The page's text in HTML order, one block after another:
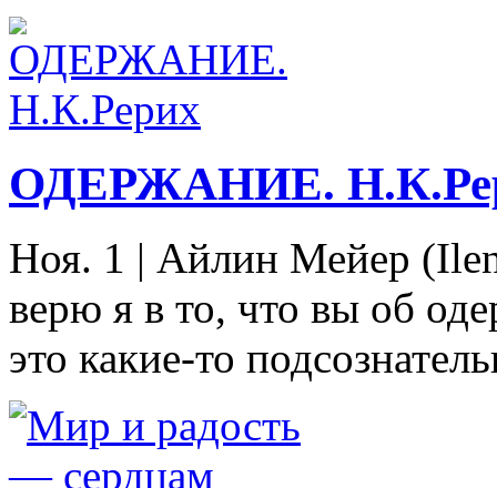
ОДЕРЖАНИЕ.
Ноя. 1 | Айлин Мейер
верю я в то, что вы об
это какие-то